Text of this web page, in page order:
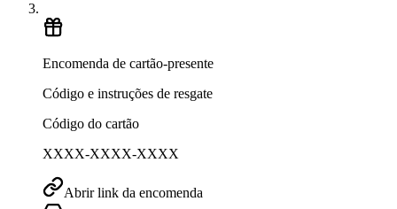
Encomenda de cartão-presente
Código e instruções de resgate
Código do cartão
XXXX-XXXX-XXXX
Abrir link da encomenda